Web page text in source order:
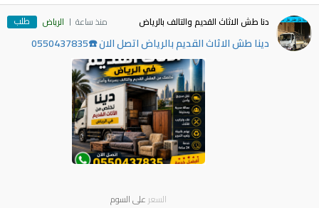
دنا طش الاثاث القديم والتالف بالرياض منذ ساعة الرياض طلب
دينا طش الاثاث القديم بالرياض اتصل الان ☎️0550437835
السعر على السوم